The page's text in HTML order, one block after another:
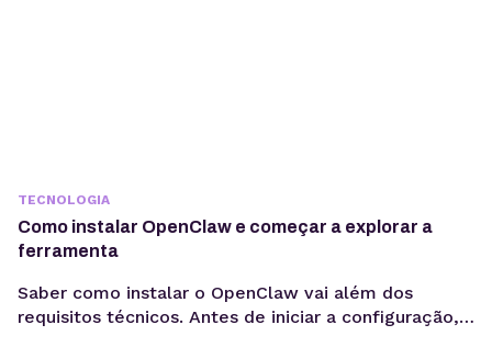
TECNOLOGIA
Como instalar OpenClaw e começar a explorar a
ferramenta
Saber como instalar o OpenClaw vai além dos
requisitos técnicos. Antes de iniciar a configuração,